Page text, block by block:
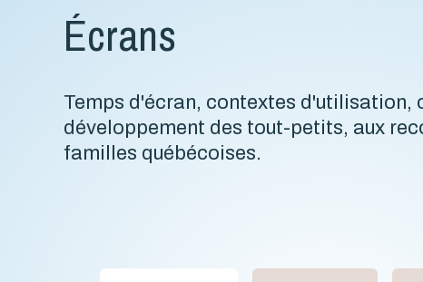
Écrans
Temps d'écran, contextes d'utilisation,
développement des tout-petits, aux
familles québécoises.